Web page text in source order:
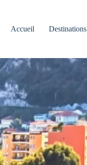
Accueil Destinations